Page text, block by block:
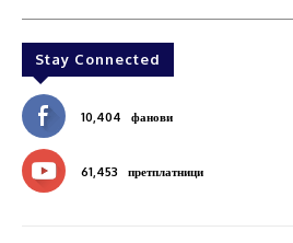
Stay Connected
10,404 фанови
61,453 претплатници